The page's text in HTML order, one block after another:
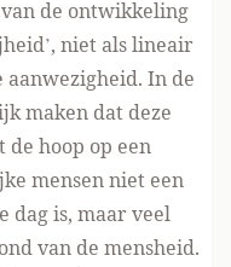
de ontwikkeling
niet als lineair
In de
maken dat deze
de hoop op een
mensen niet een
dag is, maar veel
van de mensheid.